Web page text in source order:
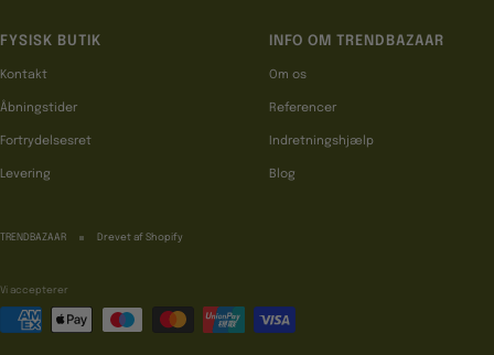
FYSISK BUTIK
Kontakt
Åbningstider
Fortrydelsesret
Levering
INFO OM TRENDBAZAAR
Om os
Referencer
Indretningshjælp
Blog
TRENDBAZAAR Drevet af Shopify
Vi accepterer